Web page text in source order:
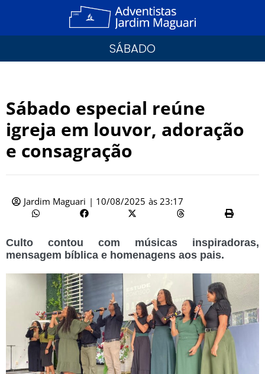
SÁBADO
Sábado especial reúne
igreja em louvor, adoração
e consagração
Jardim Maguari | 10/08/2025 às 23:17
Culto contou com músicas inspiradoras,
mensagem bíblica e homenagens aos pais.